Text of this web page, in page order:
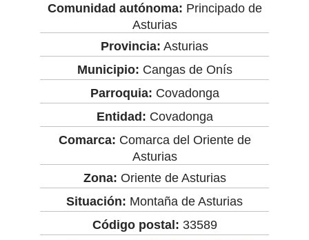
Comunidad autónoma: Principado de
Asturias
Provincia: Asturias
Municipio: Cangas de Onís
Parroquia: Covadonga
Entidad: Covadonga
Comarca: Comarca del Oriente de
Asturias
Zona: Oriente de Asturias
Situación: Montaña de Asturias
Código postal: 33589